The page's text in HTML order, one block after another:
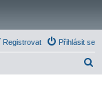
Přihlásit se
Registrovat